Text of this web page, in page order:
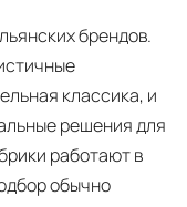
брендов.
классика, и
решения для
работают в
обычно